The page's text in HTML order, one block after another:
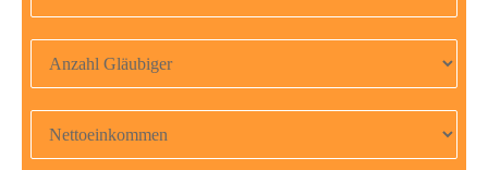
Anzahl Gläubiger
Nettoeinkommen